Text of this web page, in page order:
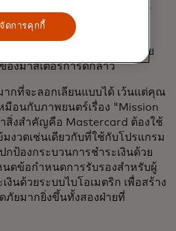
ป็นวิธีที่ปลอดภัยกว่ารหัสผ่านใน
อบตัวตน และเราต้องการใช้
นั้นเพื่อสร้างวิธีการชำระเงิน
ริส รีด รองประธานบริหารฝ่าย
งมาสเตอร์การ์ดกล่าว
กที่จะลอกเลียนแบบได้ เว้นแต่คุณ
อนกับภาพยนตร์เรื่อง "Mission
สิ่งสำคัญคือ Mastercard ต้องใช้
งวดเช่นเดียวกับที่ใช้กับโปรแกรม
ป้องกระบวนการชำระเงินด้วย
นดข้อกำหนดการรับรองสำหรับผู้
นด้วยระบบไบโอเมตริก เพื่อสร้าง
ภัยมากยิ่งขึ้นทั้งสองฝ่ายที่
จัดการคุกกี้